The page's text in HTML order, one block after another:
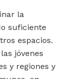
la
suficiente
espacios.
jóvenes
y regiones y